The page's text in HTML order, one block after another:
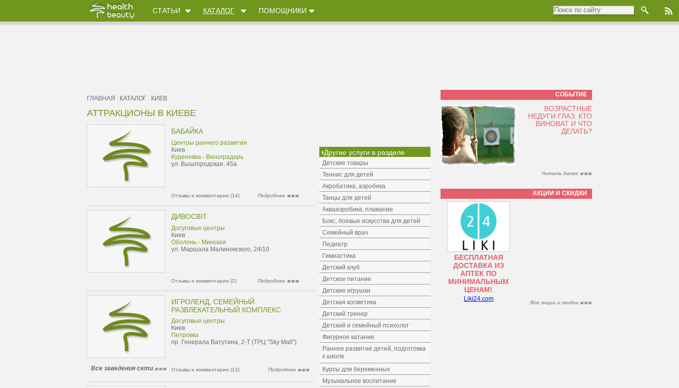
СТАТЬИ КАТАЛОГ ПОМОЩНИКИ
ГЛАВНАЯ : КАТАЛОГ : КИЕВ
АТТРАКЦИОНЫ В КИЕВЕ
БАБАЙКА
Центры раннего развития
Киев
Куреневка - Виноградарь
ул. Вышгородская, 45а
Отзывы и комментарии (14) Подробнее
ДИВОСВІТ
Досуговые центры
Киев
Оболонь - Минская
ул. Маршала Малиновского, 24/10
Отзывы и комментарии (2) Подробнее
ИГРОЛЕНД, СЕМЕЙНЫЙ
РАЗВЛЕКАТЕЛЬНЫЙ КОМПЛЕКС
Досуговые центры
Киев
Петровка
пр. Генерала Ватутина, 2-Т (ТРЦ "Sky Mall")
Все заведения сети Отзывы и комментарии (13) Подробнее
Другие услуги в разделе
Детские товары
Теннис для детей
Акробатика, аэробика
Танцы для детей
Аквааэробика, плавание
Бокс, боевые искусства для детей
Семейный врач
Педиатр
Гимнастика
Детский клуб
Детское питание
Детские игрушки
Детская косметика
Детский тренер
Детский и семейный психолог
Фигурное катание
Раннее развитие детей, подготовка
к школе
Курсы для беременных
Музыкальное воспитание
СОБЫТИЕ
ВОЗРАСТНЫЕ
НЕДУГИ ГЛАЗ: КТО
ВИНОВАТ И ЧТО
ДЕЛАТЬ?
Читать далее
АКЦИИ И СКИДКИ
БЕСПЛАТНАЯ
ДОСТАВКА ИЗ
АПТЕК ПО
МИНИМАЛЬНЫМ
ЦЕНАМ!
Liki24.com
Все акции и скидки